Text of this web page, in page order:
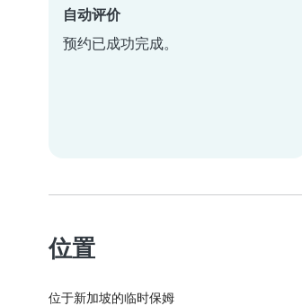
自动评价
预约已成功完成。
位置
位于新加坡的临时保姆